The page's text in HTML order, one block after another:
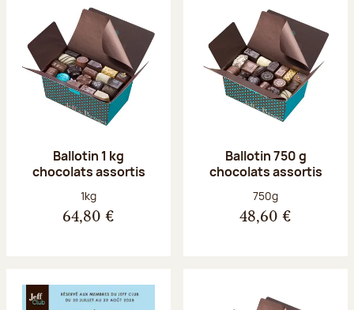
Ballotin 1 kg
chocolats assortis
Poids net :
1kg
64,80 €
Ballotin 750 g
chocolats assortis
Poids net :
750g
48,60 €